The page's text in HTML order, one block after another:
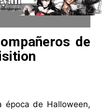
de
de Halloween,